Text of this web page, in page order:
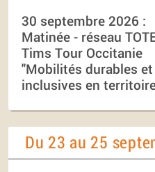
30 septembre 2026 :
Matinée - réseau
Tims Tour Occitanie
"Mobilités durables et
inclusives en
Du 23 au 25